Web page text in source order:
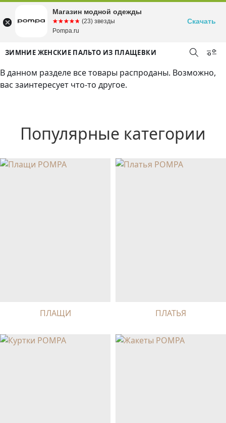
ЗИМНИЕ ЖЕНСКИЕ ПАЛЬТО ИЗ ПЛАЩЕВКИ
В данном разделе все товары распроданы. Возможно,
вас заинтересует что-то другое.
Популярные категории
ПЛАЩИ ПЛАТЬЯ
Магазин модной одежды
☆☆☆☆☆
★★★★★ (23) звезды
Pompa.ru
Скачать